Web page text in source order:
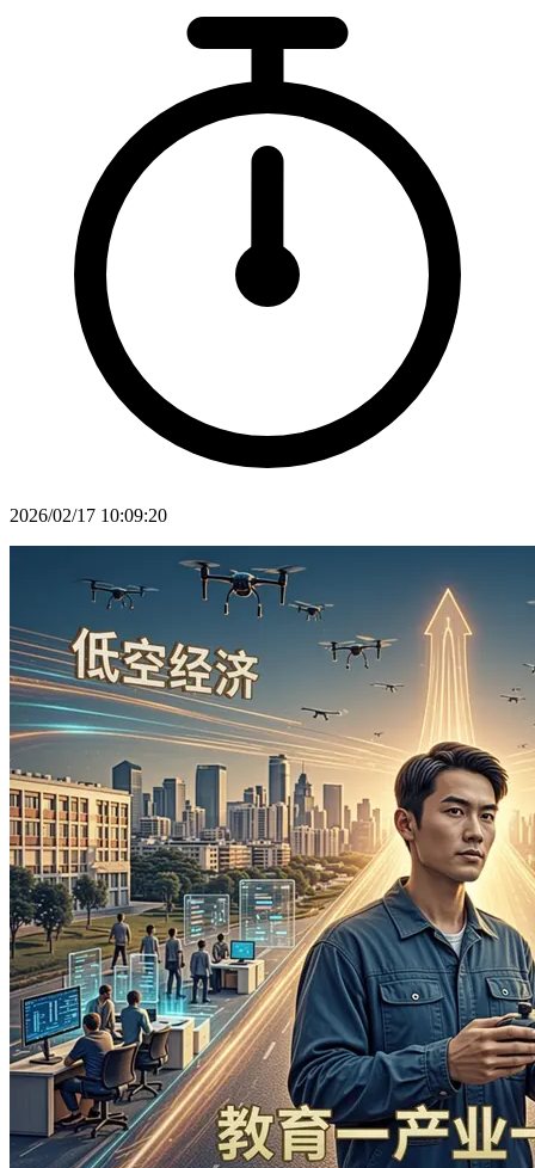
2026/02/17 10:09:20